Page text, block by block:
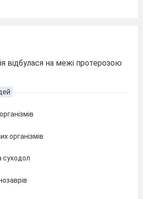
відбулася на межі протерозою
організмів
суходол